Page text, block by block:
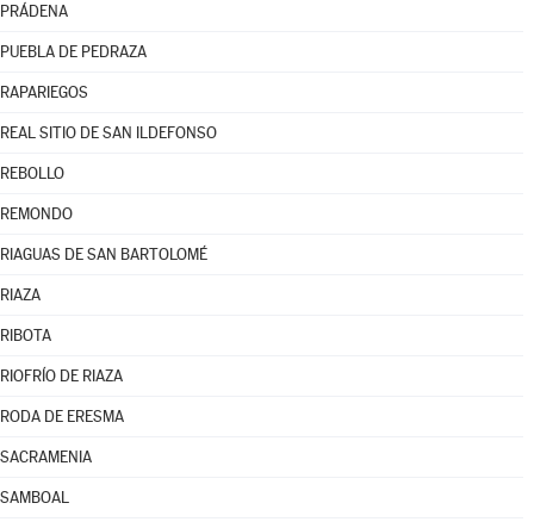
PRÁDENA
PUEBLA DE PEDRAZA
RAPARIEGOS
REAL SITIO DE SAN ILDEFONSO
REBOLLO
REMONDO
RIAGUAS DE SAN BARTOLOMÉ
RIAZA
RIBOTA
RIOFRÍO DE RIAZA
RODA DE ERESMA
SACRAMENIA
SAMBOAL